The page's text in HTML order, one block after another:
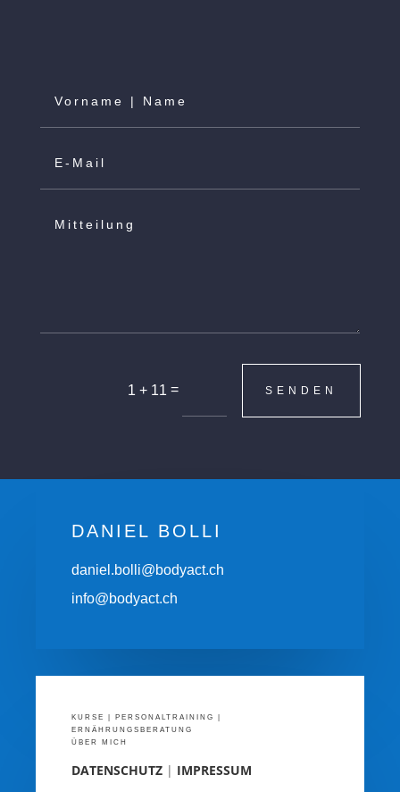
1 + 11 = SENDEN
DANIEL BOLLI
daniel.bolli@bodyact.ch
info@bodyact.ch
KURSE | PERSONALTRAINING
|
ERNÄHRUNGSBERATUNG
ÜBER MICH
DATENSCHUTZ | IMPRESSUM